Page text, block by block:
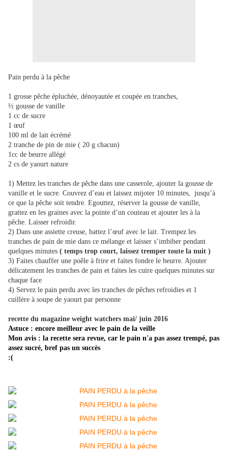
Pain perdu à la pêche
1 grosse pêche épluchée, dénoyautée et coupée en tranches,
½ gousse de vanille
1 cc de sucre
1 œuf
100 ml de lait écrémé
2 tranche de pin de mie ( 20 g chacun)
1cc de beurre allégé
2 cs de yaourt nature
1) Mettez les tranches de pêche dans une casserole, ajouter la gousse de
vanille et le sucre. Couvrez d’eau et laissez mijoter 10 minutes, jusqu’à
ce que la pêche soit tendre. Egouttez, réserver la gousse de vanille,
grattez en les graines avec la pointe d’un couteau et ajouter les à la
pêche. Laisser refroidir.
2) Dans une assiette creuse, battez l’œuf avec le lait. Trempez les
tranches de pain de mie dans ce mélange et laisser s’imbiber pendant
quelques minutes ( temps trop court, laissez tremper toute la nuit )
3) Faites chauffer une poêle à frire et faites fondre le beurre. Ajouter
délicatement les tranches de pain et faites les cuire quelques minutes sur
chaque face
4) Servez le pain perdu avec les tranches de pêches refroidies et 1
cuillère à soupe de yaourt par personne
recette du magazine weight watchers mai/ juin 2016
Astuce : encore meilleur avec le pain de la veille
Mon avis : la recette sera revue, car le pain n'a pas assez trempé, pas
assez sucré, bref pas un succès
:(